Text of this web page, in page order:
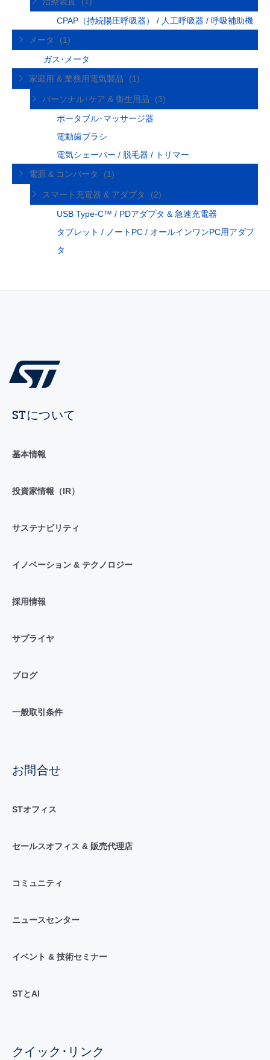
CPAP（持続陽圧呼吸器） / 人工呼吸器 / 呼吸補助機
メータ
(1)
ガス･メータ
家庭用 & 業務用電気製品
(1)
パーソナル･ケア & 衛生用品
(3)
ポータブル･マッサージ器
電動歯ブラシ
電気シェーバー / 脱毛器 / トリマー
電源 & コンバータ
(1)
スマート充電器 & アダプタ
(2)
USB Type-C™ / PDアダプタ & 急速充電器
タブレット / ノートPC / オールインワンPC用アダプ
タ
STについて
基本情報
投資家情報（IR）
サステナビリティ
イノベーション & テクノロジー
採用情報
サプライヤ
ブログ
一般取引条件
お問合せ
STオフィス
セールスオフィス & 販売代理店
コミュニティ
ニュースセンター
イベント & 技術セミナー
STとAI
クイック･リンク